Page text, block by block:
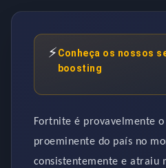
⚡Conheça os nossos
boosting
Fortnite é provavelmente
proeminente do país no
consistentemente e atraiu